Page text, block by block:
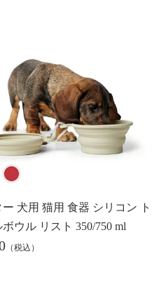
犬用 猫用 食器 シリコン ト
ウル リスト 350/750 ml
（税込）